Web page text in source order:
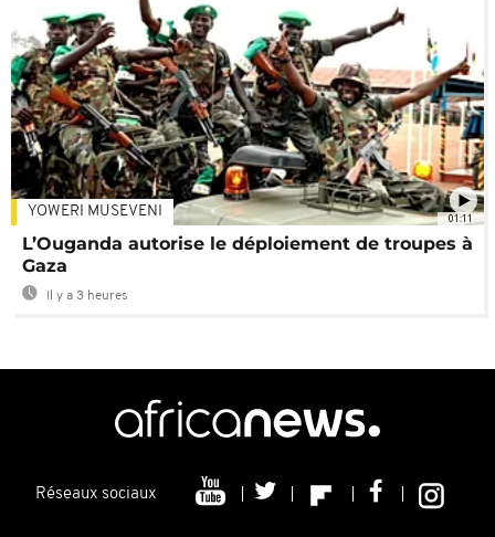
01:11
YOWERI MUSEVENI
L’Ouganda autorise le déploiement de troupes à
Gaza
Il y a 3 heures
Réseaux sociaux